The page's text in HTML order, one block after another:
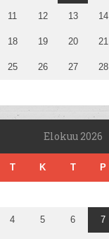
11 12 13 14
18 19 20 21
25 26 27 28
Elokuu 2026
T K T P
4 5 6 7